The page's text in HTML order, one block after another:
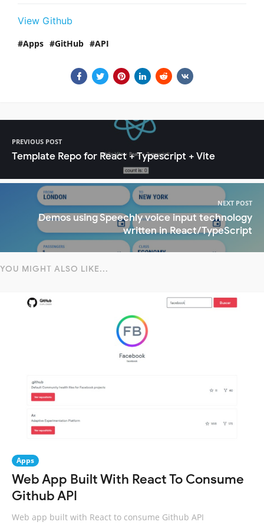
View Github
Apps GitHub API
PREVIOUS POST
Template Repo for React + Typescript + Vite
NEXT POST
Demos using Speechly voice input technology
written in React/TypeScript
YOU MIGHT ALSO LIKE...
Apps
Web App Built With React To Consume
Github API
Web app built with React to consume Github API